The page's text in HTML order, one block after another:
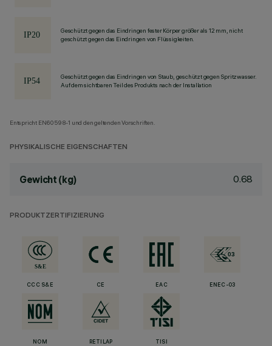
Geschützt gegen das Eindringen fester Körper größer als 12 mm, nicht
geschützt gegen das Eindringen von Flüssigkeiten.
Geschützt gegen das Eindringen von Staub, geschützt gegen Spritzwasser.
Auf dem sichtbaren Teil des Produkts nach der Installation
Entspricht EN60598-1 und den geltenden Vorschriften.
PHYSIKALISCHE EIGENSCHAFTEN
Gewicht (kg) 0.68
PRODUKTZERTIFIZIERUNG
CCC S&E CE EAC ENEC-03
NOM RETILAP TISI